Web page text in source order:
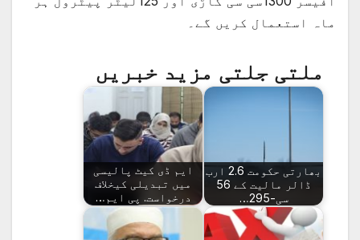
ماہ استعمال کریں گے۔
ملتی جلتی مزید خبریں
بھارتی حکومت 2.6 ارب
ڈالر مالیت کے 56
سی-295…
ایم ڈی کیٹ پالیسی
میں تبدیلی کیخلاف
درخواست. پی ایم…